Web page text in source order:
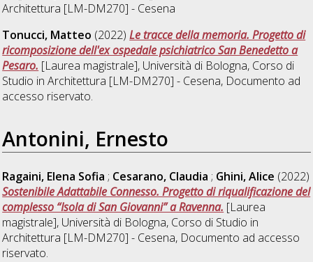
Architettura [LM-DM270] - Cesena
Tonucci, Matteo (2022)Le tracce della memoria. Progetto di
ricomposizione dell'ex ospedale psichiatrico San Benedetto a
Pesaro. [Laurea magistrale], Università di Bologna, Corso di
Studio inArchitettura [LM-DM270] - Cesena, Documento ad
accesso riservato.
Antonini, Ernesto
Ragaini, Elena Sofia ; Cesarano, Claudia ; Ghini, Alice (2022)
Sostenibile Adattabile Connesso. Progetto di riqualificazione del
complesso “Isola di San Giovanni” a Ravenna. [Laurea
magistrale], Università di Bologna, Corso di Studio in
Architettura [LM-DM270] - Cesena, Documento ad accesso
riservato.